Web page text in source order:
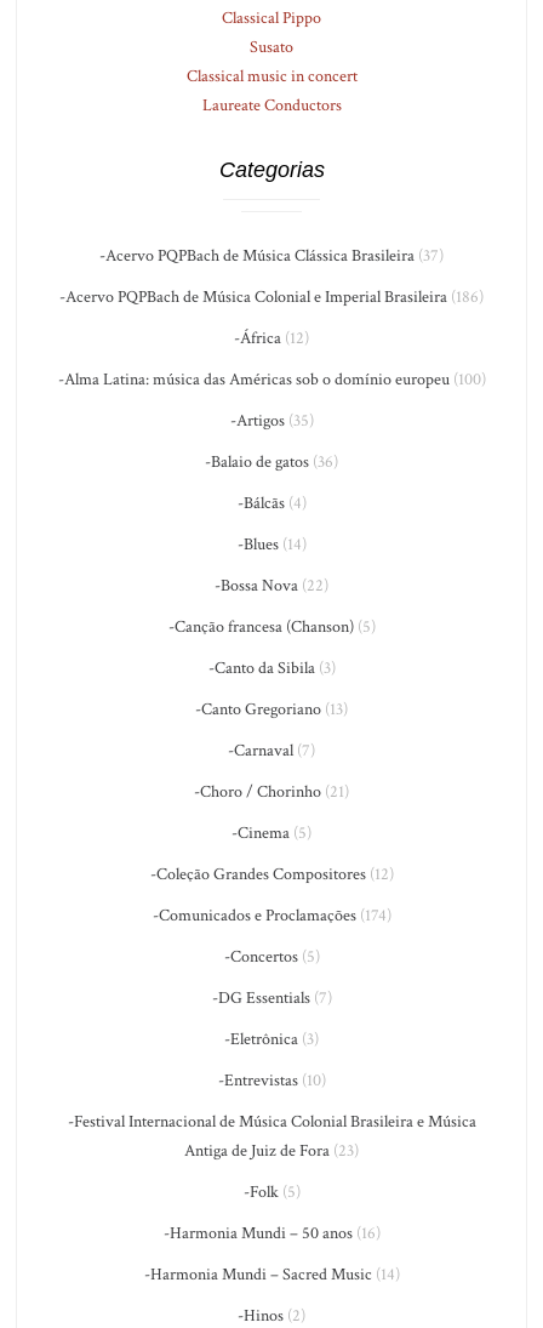
Classical Pippo
Susato
Classical music in concert
Laureate Conductors
Categorias
-Acervo PQPBach de Música Clássica Brasileira (37)
-Acervo PQPBach de Música Colonial e Imperial Brasileira (186)
-África (12)
-Alma Latina: música das Américas sob o domínio europeu(100)
-Artigos(35)
-Balaio de gatos (36)
-Bálcãs(4)
-Blues(14)
-Bossa Nova (22)
-Canção francesa (Chanson)(5)
-Canto da Sibila(3)
-Canto Gregoriano (13)
-Carnaval (7)
-Choro / Chorinho (21)
-Cinema (5)
-Coleção Grandes Compositores(12)
-Comunicados e Proclamações(174)
-Concertos(5)
-DG Essentials(7)
-Eletrônica (3)
-Entrevistas(10)
-Festival Internacional de Música Colonial Brasileira e Música
Antiga de Juiz de Fora (23)
-Folk(5)
-Harmonia Mundi – 50 anos(16)
-Harmonia Mundi – Sacred Music (14)
-Hinos (2)